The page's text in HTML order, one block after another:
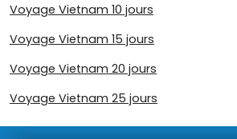
Voyage Vietnam 10 jours
Voyage Vietnam 15 jours
Voyage Vietnam 20 jours
Voyage Vietnam 25 jours